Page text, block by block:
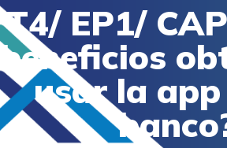
T4/ EP1/
beneficios
usar la